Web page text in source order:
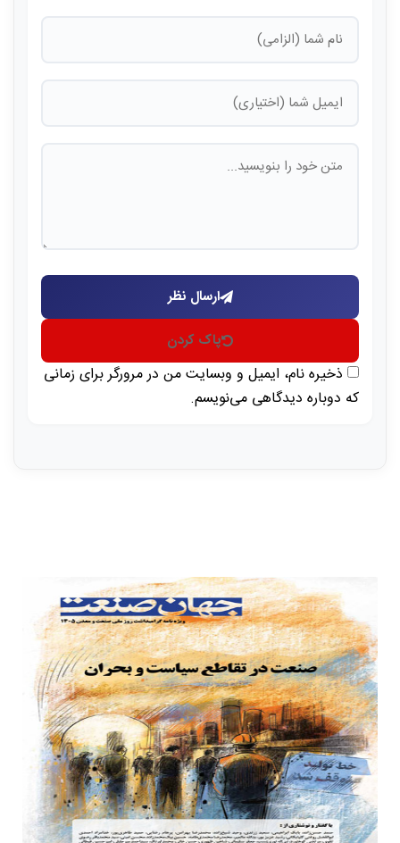
ارسال نظر
پاک کردن
ذخیره نام، ایمیل و وبسایت من در مرورگر برای زمانی
که دوباره دیدگاهی می‌نویسم.